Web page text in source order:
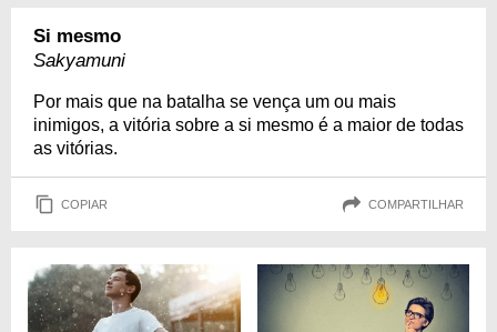
Si mesmo
Sakyamuni
Por mais que na batalha se vença um ou mais
inimigos, a vitória sobre a si mesmo é a maior de todas
as vitórias.
COPIAR COMPARTILHAR